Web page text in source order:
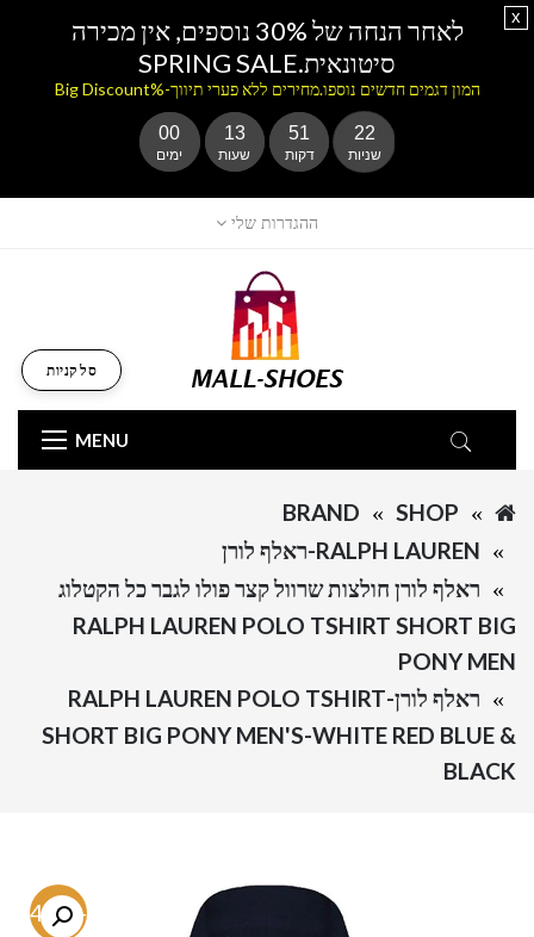
ההגדרות שלי
MENU
סל קניות
SHOP
BRAND
RALPH LAUREN-ראלף לורן
ראלף לורן חולצות שרוול קצר פולו לגבר כל הקטלוג
RALPH LAUREN POLO TSHIRT SHORT BIG
PONY MEN
ראלף לורן-RALPH LAUREN POLO TSHIRT
SHORT BIG PONY MEN'S-WHITE RED BLUE &
BLACK
-64.7%
לאחר הנחה של 30% נוספים, אין מכירה
סיטונאית.SPRING SALE
המון דגמים חדשים נוספו.מחירים ללא פערי תיווך-%Big Discount
00
ימים
13
שעות
51
דקות
22
שניות
x